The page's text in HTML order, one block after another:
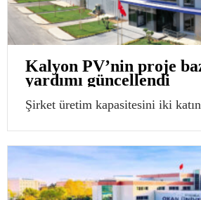
Kalyon PV’nin proje
yardımı güncellendi
Şirket üretim kapasitesini iki